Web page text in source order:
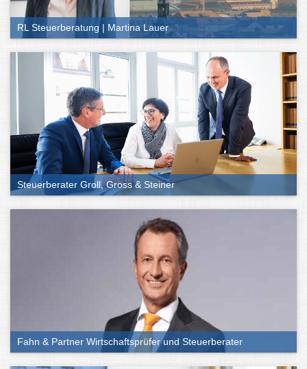
RL Steuerberatung | Martina Lauer
Steuerberater Groll, Gross & Steiner
Fahn & Partner Wirtschaftsprüfer und Steuerberater